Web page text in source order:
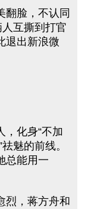
翻脸，不认同
互撕到打官
退出新浪微
，化身“不加
魅的前线。
总能用一
烈，蒋方舟和